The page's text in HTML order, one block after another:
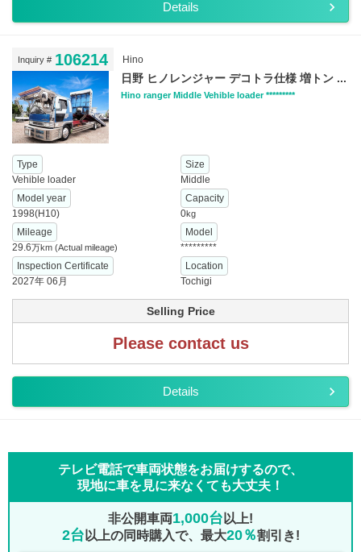
Details
Inquiry # 106214 Hino
日野 ヒノレンジャー デコトラ仕様 増トン ...
Hino ranger Middle Vehible loader *********
Type
Vehible loader
Size
Middle
Model year
1998(H10)
Capacity
0kg
Mileage
29.6万km (Actual mileage)
Model
*********
Inspection Certificate
2027年 06月
Location
Tochigi
Selling Price
Please contact us
Details
テレビ電話で車両状態をお届けするので、
現地に車を見に来なくても大丈夫！
非公開車両1,000台 以上!
2台 以上の同時購入で、最大20％割引き!